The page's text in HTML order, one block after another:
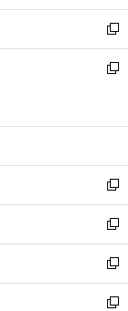
開
く
ウ
で
開
く
ン
ド
ウ
で
ウ
ィ
ン
ド
開
新
し
い
ン
ウ
で
開
く
新
ウ
ン
ド
ウ
で
開
く
新
し
い
ウ
ィ
ン
ド
新
し
い
ウ
ィ
新
し
い
新